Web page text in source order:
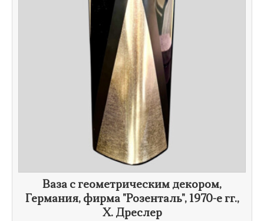
​Ваза с геометрическим декором,
Германия, фирма "Розенталь", 1970-е гг.,
Х. Дреслер